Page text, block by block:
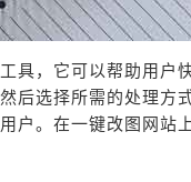
具，它可以帮助用户
后选择所需的处理方
户。在一键改图网站